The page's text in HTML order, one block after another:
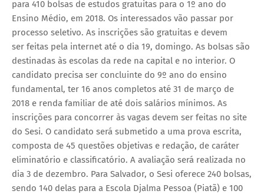
para 410 bolsas de estudos gratuitas para o 1º ano do
Ensino Médio, em 2018. Os interessados vão passar por
processo seletivo. As inscrições são gratuitas e devem
ser feitas pela internet até o dia 19, domingo. As bolsas são
destinadas às escolas da rede na capital e no interior. O
candidato precisa ser concluinte do 9º ano do ensino
fundamental, ter 16 anos completos até 31 de março de
2018 e renda familiar de até dois salários mínimos. As
inscrições para concorrer às vagas devem ser feitas no site
do Sesi. O candidato será submetido a uma prova escrita,
composta de 45 questões objetivas e redação, de caráter
eliminatório e classificatório. A avaliação será realizada no
dia 3 de dezembro. Para Salvador, o Sesi oferece 240 bolsas,
sendo 140 delas para a Escola Djalma Pessoa (Piatã) e 100